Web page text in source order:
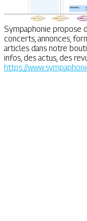
Sympaphonie propose
concerts, annonces,
articles dans notre
infos, des actus, des
https://